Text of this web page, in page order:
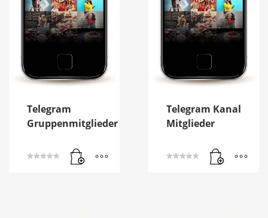
Telegram
Gruppenmitglieder
Telegram Kanal
Mitglieder